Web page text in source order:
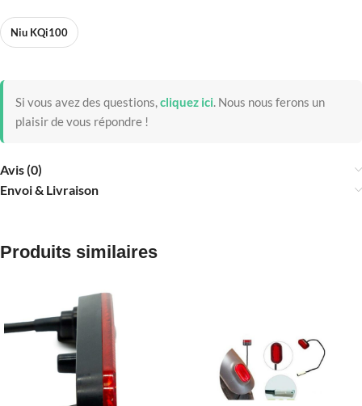
Niu KQi100
Si vous avez des questions,cliquez ici. Nous nous ferons un
plaisir de vous répondre !
Avis (0)
Envoi & Livraison
Produits similaires